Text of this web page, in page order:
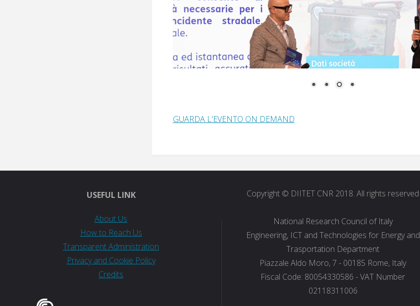
GUARDA L'EVENTO ON DEMAND
USEFUL LINK
About Us
How to Reach Us
Transparent Administration
Privacy and Cookie Policy
Credits
Copyright © DIITET CNR 2018. All rights reserved
National Research Council of Italy
Engineering, ICT and Technologies for Energy and
Trasportation Department
Piazzale Aldo Moro, 7 - 00185 Rome, Italy
Fiscal Code: 80054330586 - VAT Number
02118311006